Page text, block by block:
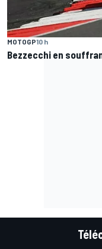
MOTOGP10 h
Bezzecchi en